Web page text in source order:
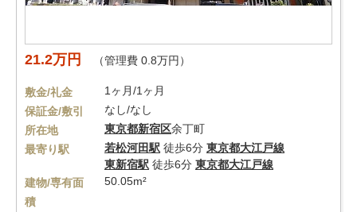
21.2万円 （管理費 0.8万円）
敷金/礼金
1ヶ月/1ヶ月
保証金/敷引
なし/なし
所在地
東京都新宿区余丁町
最寄り駅
若松河田駅 徒歩6分 東京都大江戸線
東新宿駅 徒歩6分 東京都大江戸線
建物/専有面
積
50.05m²